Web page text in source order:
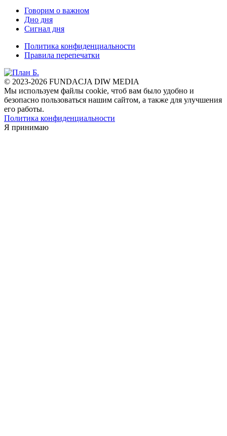
Говорим о важном
Дно дня
Сигнал дня
Политика конфиденциальности
Правила перепечатки
© 2023-2026 FUNDACJA DIW MEDIA
Мы используем файлы cookie, чтоб вам было удобно и
безопасно пользоваться нашим сайтом, а также для улучшения
его работы.
Политика конфиденциальности
Я принимаю